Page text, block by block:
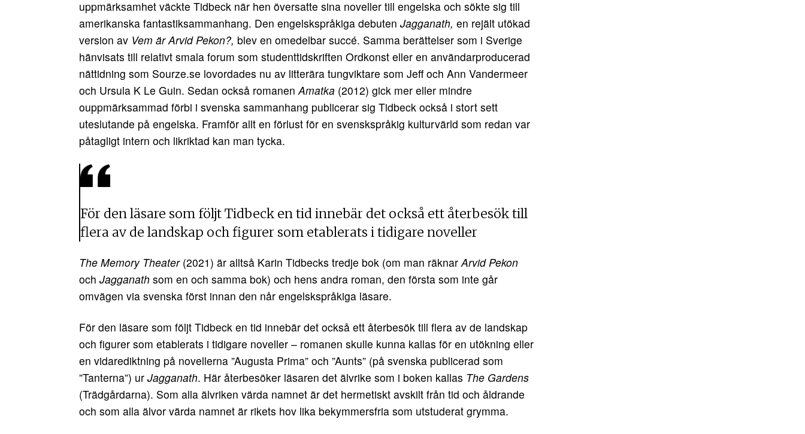
uppmärksamhet väckte Tidbeck när hen översatte sina noveller till engelska och sökte sig till
amerikanska fantastiksammanhang. Den engelskspråkiga debuten Jagganath, en rejält utökad
version av Vem är Arvid Pekon?, blev en omedelbar succé. Samma berättelser som i Sverige
hänvisats till relativt smala forum som studenttidskriften Ordkonst eller en användarproducerad
nättidning som Sourze.se lovordades nu av litterära tungviktare som Jeff och Ann Vandermeer
och Ursula K Le Guin. Sedan också romanen Amatka (2012) gick mer eller mindre
ouppmärksammad förbi i svenska sammanhang publicerar sig Tidbeck också i stort sett
uteslutande på engelska. Framför allt en förlust för en svenskspråkig kulturvärld som redan var
påtagligt intern och likriktad kan man tycka.
För den läsare som följt Tidbeck en tid innebär det också ett återbesök till
flera av de landskap och figurer som etablerats i tidigare noveller
The Memory Theater (2021) är alltså Karin Tidbecks tredje bok (om man räknarArvid Pekon
och Jagganath som en och samma bok) och hens andra roman, den första som inte går
omvägen via svenska först innan den når engelskspråkiga läsare.
För den läsare som följt Tidbeck en tid innebär det också ett återbesök till flera av de landskap
och figurer som etablerats i tidigare noveller – romanen skulle kunna kallas för en utökning eller
en vidarediktning på novellerna ”Augusta Prima” och ”Aunts” (på svenska publicerad som
”Tanterna”) ur Jagganath. Här återbesöker läsaren det älvrike som i boken kallas The Gardens
(Trädgårdarna). Som alla älvriken värda namnet är det hermetiskt avskilt från tid och åldrande
och som alla älvor värda namnet är rikets hov lika bekymmersfria som utstuderat grymma.